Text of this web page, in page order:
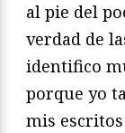
al pie del
verdad de
identifico
porque yo
mis